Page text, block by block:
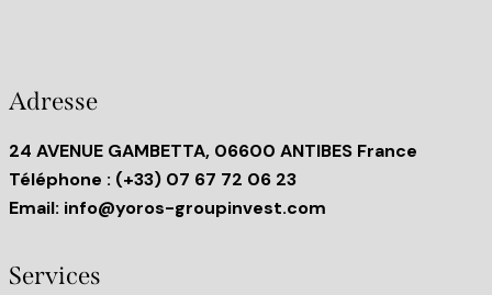
Adresse
24 AVENUE GAMBETTA, 06600 ANTIBES France
Téléphone : (+33) 07 67 72 06 23
Email: info@yoros-groupinvest.com
Services